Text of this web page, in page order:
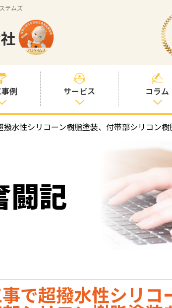
テムズ
例
事例
サービス
塗装プランと価
お客様との交流
を大切に
見積書の見方
コラム
社長コラム
塗装コラム
塗料コラム
水性シリコーン樹脂塗装、付帯部シリコン樹
闘記
で超撥水性シリコ